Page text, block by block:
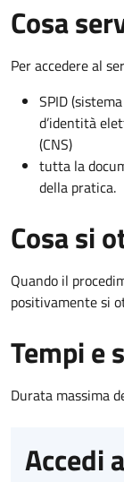
Cosa
Per accedere al
SPID
d’identità
(CNS)
tutta la
della pratica.
Cosa si
Quando il
positivamente si
Tempi e
Durata massima
Accedi